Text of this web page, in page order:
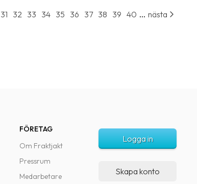
31 32 33 34 35 36 37 38 39 40 ... nästa
FÖRETAG
Om Fraktjakt
Pressrum
Medarbetare
Logga in
Skapa konto